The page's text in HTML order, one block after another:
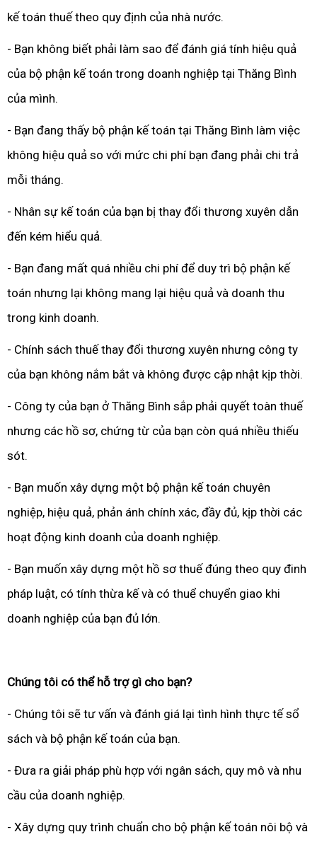
kế toán thuế theo quy định của nhà nước.
- Bạn không biết phải làm sao để đánh giá tính hiệu quả
của bộ phận kế toán trong doanh nghiệp tại Thăng Bình
của mình.
- Bạn đang thấy bộ phận kế toán tại Thăng Bình làm việc
không hiệu quả so với mức chi phí bạn đang phải chi trả
mỗi tháng.
- Nhân sự kế toán của bạn bị thay đổi thương xuyên dẫn
đến kém hiểu quả.
- Bạn đang mất quá nhiều chi phí để duy trì bộ phận kế
toán nhưng lại không mang lại hiệu quả và doanh thu
trong kinh doanh.
- Chính sách thuế thay đổi thương xuyên nhưng công ty
của bạn không nắm bắt và không được cập nhật kịp thời.
- Công ty của bạn ở Thăng Bình sắp phải quyết toàn thuế
nhưng các hồ sơ, chứng từ của bạn còn quá nhiều thiếu
sót.
- Bạn muốn xây dựng một bộ phận kế toán chuyên
nghiệp, hiệu quả, phản ánh chính xác, đầy đủ, kịp thời các
hoạt động kinh doanh của doanh nghiệp.
- Bạn muốn xây dựng một hồ sơ thuế đúng theo quy đinh
pháp luật, có tính thừa kế và có thuể chuyển giao khi
doanh nghiệp của bạn đủ lớn.
Chúng tôi có thể hỗ trợ gì cho bạn?
- Chúng tôi sẽ tư vấn và đánh giá lại tình hình thực tế sổ
sách và bộ phận kế toán của bạn.
- Đưa ra giải pháp phù hợp với ngân sách, quy mô và nhu
cầu của doanh nghiệp.
- Xây dựng quy trình chuẩn cho bộ phận kế toán nôi bộ và